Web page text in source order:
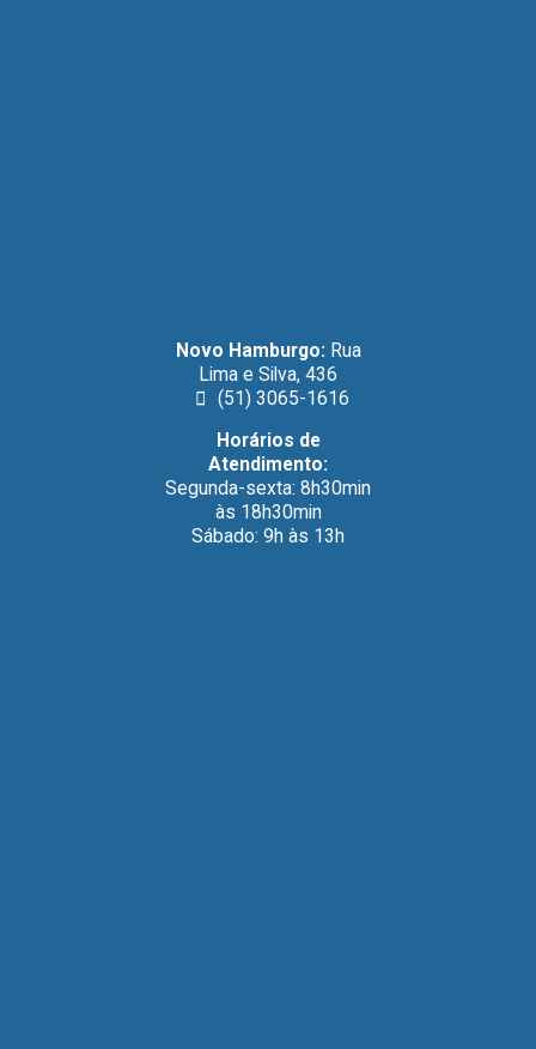
Novo Hamburgo: Rua
Lima e Silva, 436
(51) 3065-1616
Horários de
Atendimento:
Segunda-sexta: 8h30min
às 18h30min
Sábado: 9h às 13h